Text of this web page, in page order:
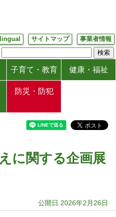
サイトマップ 事業者情報
子育て・教育 健康・福祉
防災・防犯
に関する企画展
公開日 2026年2月26日